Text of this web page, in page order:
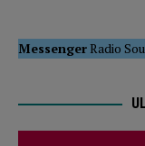
MessengerRadio